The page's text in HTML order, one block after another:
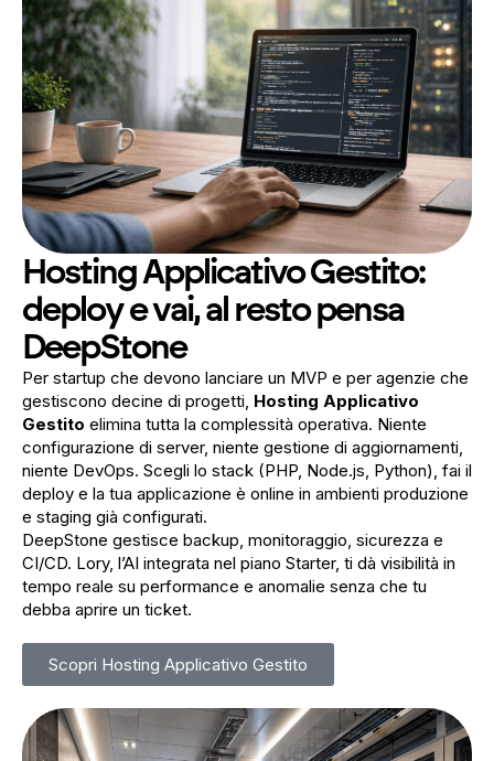
Hosting Applicativo Gestito:
deploy e vai, al resto pensa
DeepStone
Per startup che devono lanciare un MVP e per agenzie che
gestiscono decine di progetti, Hosting Applicativo
Gestito elimina tutta la complessità operativa. Niente
configurazione di server, niente gestione di aggiornamenti,
niente DevOps. Scegli lo stack (PHP, Node.js, Python), fai il
deploy e la tua applicazione è online in ambienti produzione
e staging già configurati.
DeepStone gestisce backup, monitoraggio, sicurezza e
CI/CD. Lory, l’AI integrata nel piano Starter, ti dà visibilità in
tempo reale su performance e anomalie senza che tu
debba aprire un ticket.
Scopri Hosting Applicativo Gestito